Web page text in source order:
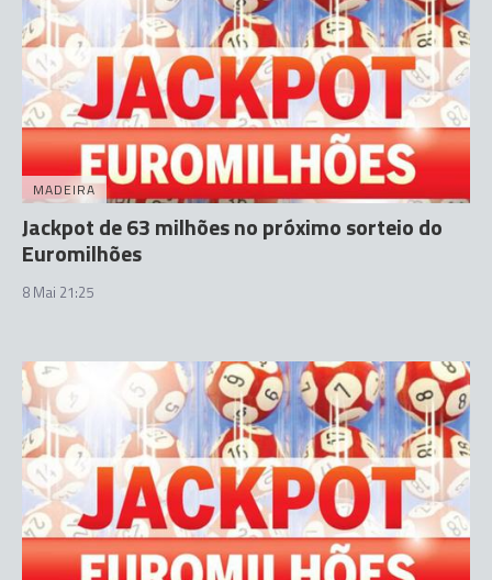
MADEIRA
Jackpot de 63 milhões no próximo sorteio do
Euromilhões
8 Mai 21:25